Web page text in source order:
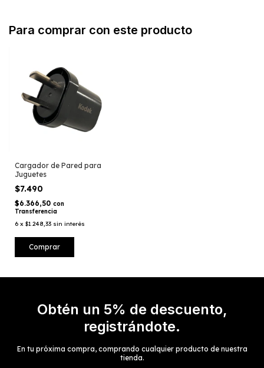
Para comprar con este producto
Cargador de Pared para
Juguetes
$7.490
$6.366,50 con
Transferencia
6 x $1.248,33 sin interés
Obtén un 5% de descuento,
registrándote.
En tu próxima compra, comprando cualquier producto de nuestra
tienda.